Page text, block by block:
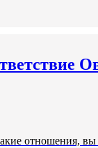
отношения, вы